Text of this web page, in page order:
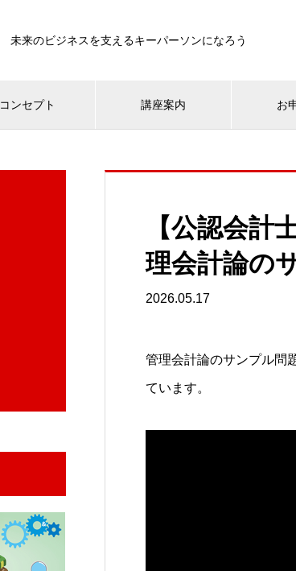
未来のビジネスを支えるキーパーソンになろう
コンセプト 講座案内 お
【公認会計
理会計論の
2026.05.17
管理会計論のサンプル問
ています。